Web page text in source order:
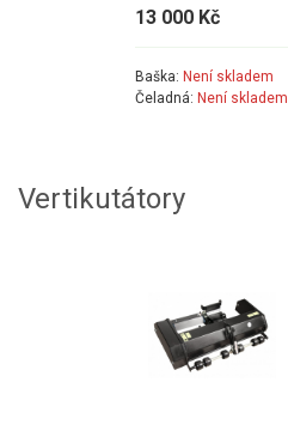
univerzální závěs
13 000 Kč
Baška: Není skladem
Čeladná: Není skladem
Vertikutátory